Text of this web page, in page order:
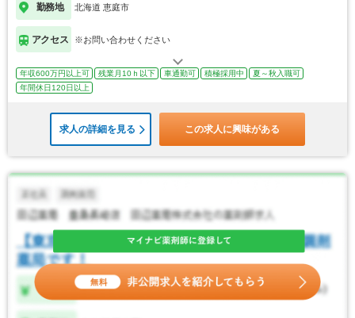
勤務地 北海道 恵庭市
アクセス ※お問い合わせください
年収600万円以上可 残業月10ｈ以下 車通勤可 積極採用中
夏～秋入職可
年間休日120日以上
求人の詳細を見る この求人に興味がある